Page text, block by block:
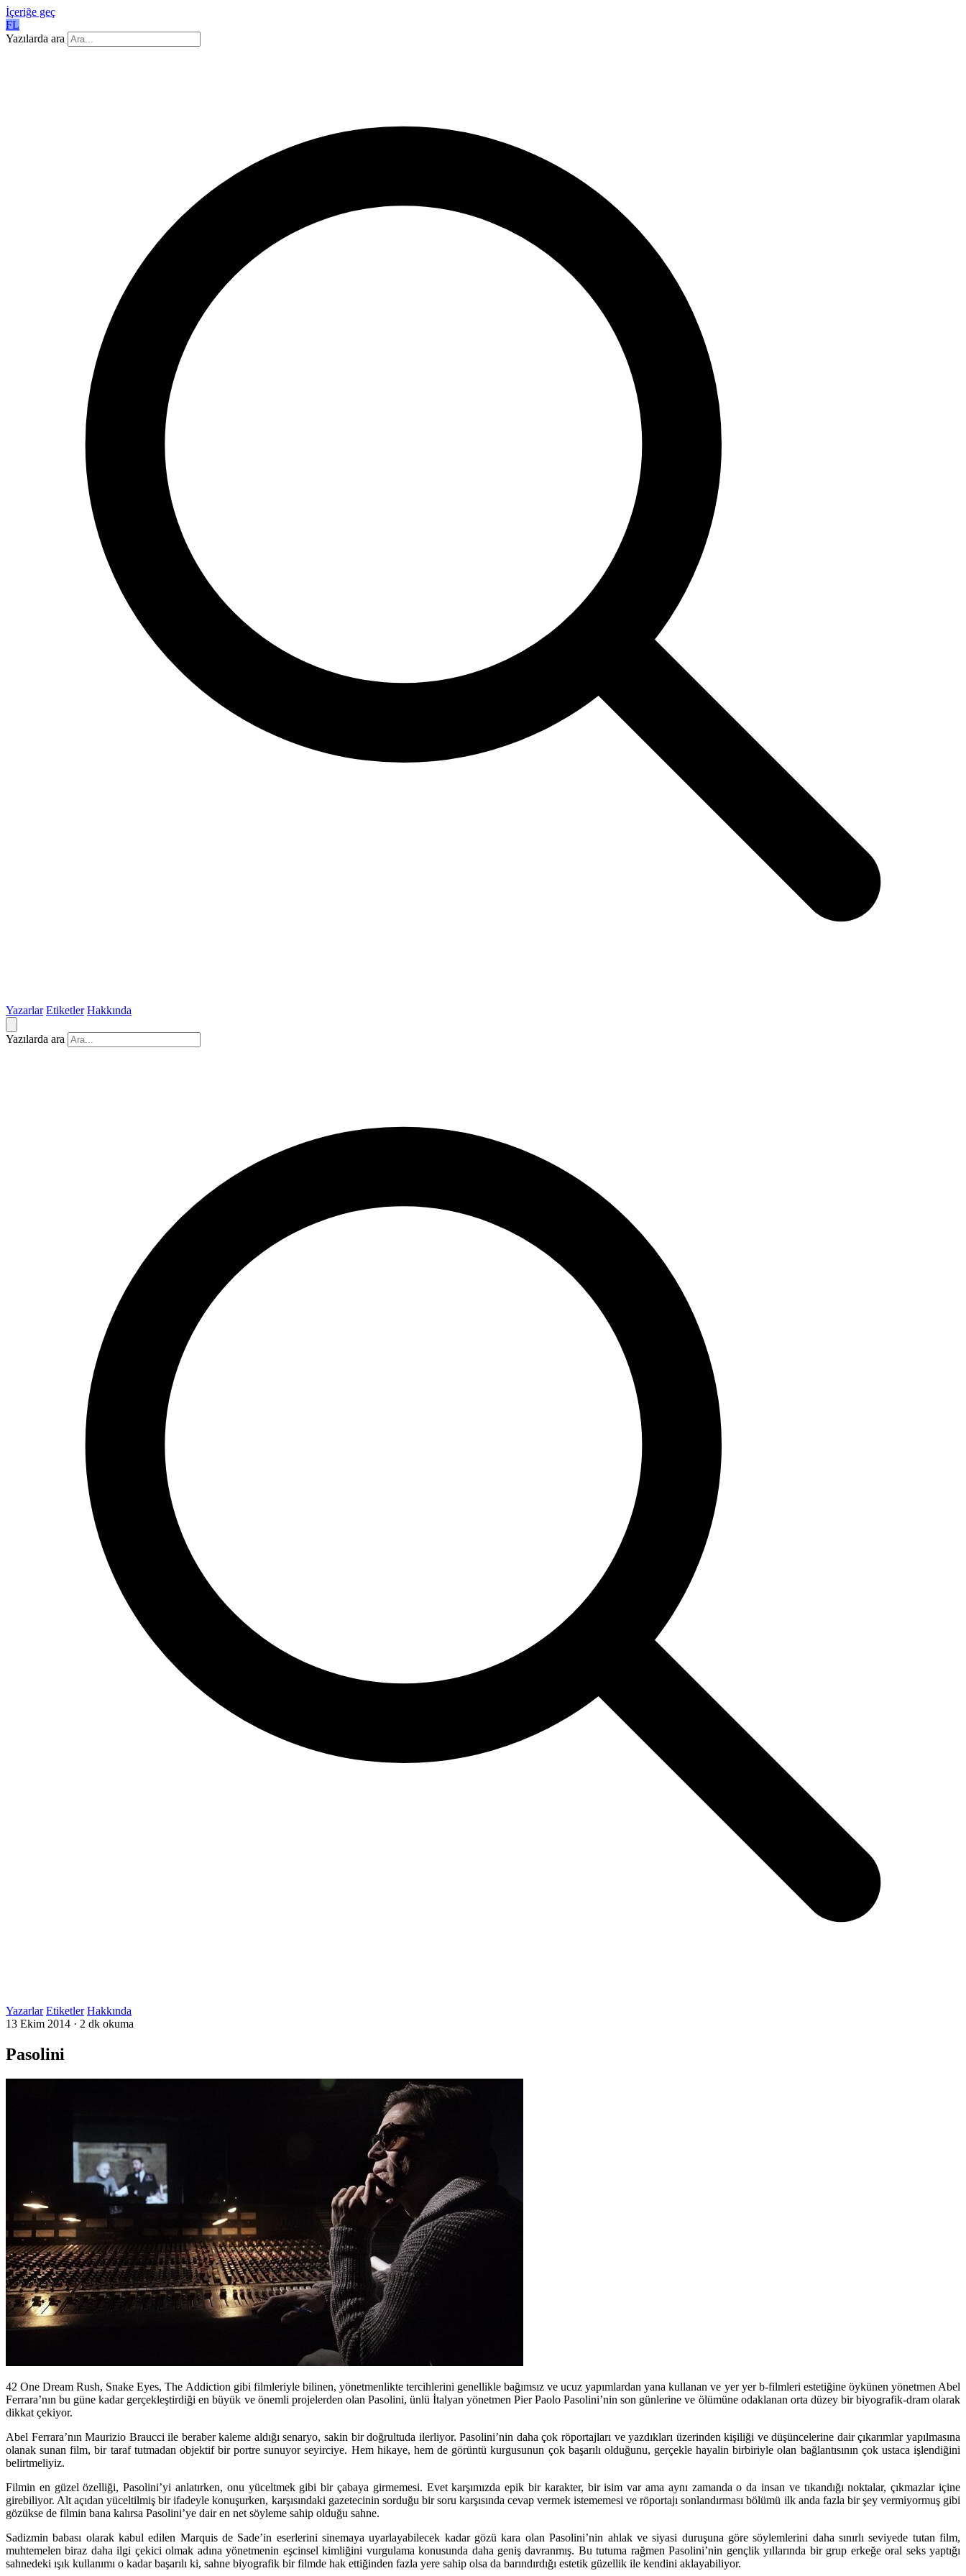
İçeriğe geç
FL
Yazılarda ara
Yazarlar Etiketler Hakkında
Yazılarda ara
Yazarlar Etiketler Hakkında
13 Ekim 2014 · 2 dk okuma
Pasolini
42 One Dream Rush, Snake Eyes, The Addiction gibi filmleriyle bilinen, yönetmenlikte tercihlerini genellikle bağımsız ve ucuz yapımlardan yana kullanan ve yer yer b-filmleri estetiğine öykünen yönetmen Abel
Ferrara’nın bu güne kadar gerçekleştirdiği en büyük ve önemli projelerden olan Pasolini, ünlü İtalyan yönetmen Pier Paolo Pasolini’nin son günlerine ve ölümüne odaklanan orta düzey bir biyografik-dram olarak
dikkat çekiyor.
Abel Ferrara’nın Maurizio Braucci ile beraber kaleme aldığı senaryo, sakin bir doğrultuda ilerliyor. Pasolini’nin daha çok röportajları ve yazdıkları üzerinden kişiliği ve düşüncelerine dair çıkarımlar yapılmasına
olanak sunan film, bir taraf tutmadan objektif bir portre sunuyor seyirciye. Hem hikaye, hem de görüntü kurgusunun çok başarılı olduğunu, gerçekle hayalin birbiriyle olan bağlantısının çok ustaca işlendiğini
belirtmeliyiz.
Filmin en güzel özelliği, Pasolini’yi anlatırken, onu yüceltmek gibi bir çabaya girmemesi. Evet karşımızda epik bir karakter, bir isim var ama aynı zamanda o da insan ve tıkandığı noktalar, çıkmazlar içine
girebiliyor. Alt açıdan yüceltilmiş bir ifadeyle konuşurken, karşısındaki gazetecinin sorduğu bir soru karşısında cevap vermek istememesi ve röportajı sonlandırması bölümü ilk anda fazla bir şey vermiyormuş gibi
gözükse de filmin bana kalırsa Pasolini’ye dair en net söyleme sahip olduğu sahne.
Sadizmin babası olarak kabul edilen Marquis de Sade’in eserlerini sinemaya uyarlayabilecek kadar gözü kara olan Pasolini’nin ahlak ve siyasi duruşuna göre söylemlerini daha sınırlı seviyede tutan film,
muhtemelen biraz daha ilgi çekici olmak adına yönetmenin eşcinsel kimliğini vurgulama konusunda daha geniş davranmış. Bu tutuma rağmen Pasolini’nin gençlik yıllarında bir grup erkeğe oral seks yaptığı
sahnedeki ışık kullanımı o kadar başarılı ki, sahne biyografik bir filmde hak ettiğinden fazla yere sahip olsa da barındırdığı estetik güzellik ile kendini aklayabiliyor.